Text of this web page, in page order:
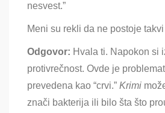
nesvest.”
Meni su rekli da ne postoje
Odgovor: Hvala ti. Napokon si
protivrečnost. Ovde je
prevedena kao “crvi.” Krimi
znači bakterija ili bilo šta što